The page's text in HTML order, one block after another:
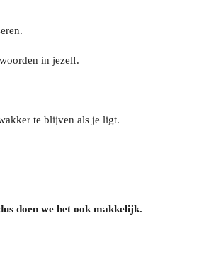
in jezelf.
te blijven als je ligt.
doen we het ook makkelijk.